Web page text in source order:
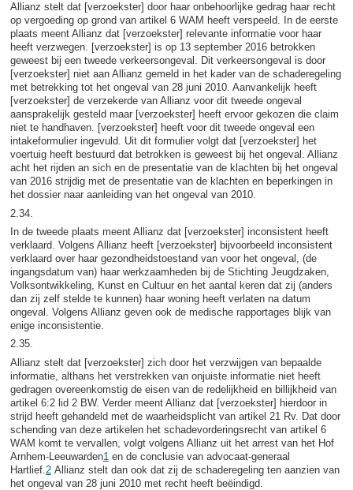
Allianz stelt dat [verzoekster] door haar onbehoorlijke gedrag haar recht
op vergoeding op grond van artikel 6 WAM heeft verspeeld. In de eerste
plaats meent Allianz dat [verzoekster] relevante informatie voor haar
heeft verzwegen. [verzoekster] is op 13 september 2016 betrokken
geweest bij een tweede verkeersongeval. Dit verkeersongeval is door
[verzoekster] niet aan Allianz gemeld in het kader van de schaderegeling
met betrekking tot het ongeval van 28 juni 2010. Aanvankelijk heeft
[verzoekster] de verzekerde van Allianz voor dit tweede ongeval
aansprakelijk gesteld maar [verzoekster] heeft ervoor gekozen die claim
niet te handhaven. [verzoekster] heeft voor dit tweede ongeval een
intakeformulier ingevuld. Uit dit formulier volgt dat [verzoekster] het
voertuig heeft bestuurd dat betrokken is geweest bij het ongeval. Allianz
acht het rijden an sich en de presentatie van de klachten bij het ongeval
van 2016 strijdig met de presentatie van de klachten en beperkingen in
het dossier naar aanleiding van het ongeval van 2010.
2.34.
In de tweede plaats meent Allianz dat [verzoekster] inconsistent heeft
verklaard. Volgens Allianz heeft [verzoekster] bijvoorbeeld inconsistent
verklaard over haar gezondheidstoestand van voor het ongeval, (de
ingangsdatum van) haar werkzaamheden bij de Stichting Jeugdzaken,
Volksontwikkeling, Kunst en Cultuur en het aantal keren dat zij (anders
dan zij zelf stelde te kunnen) haar woning heeft verlaten na datum
ongeval. Volgens Allianz geven ook de medische rapportages blijk van
enige inconsistentie.
2.35.
Allianz stelt dat [verzoekster] zich door het verzwijgen van bepaalde
informatie, althans het verstrekken van onjuiste informatie niet heeft
gedragen overeenkomstig de eisen van de redelijkheid en billijkheid van
artikel 6:2 lid 2 BW. Verder meent Allianz dat [verzoekster] hierdoor in
strijd heeft gehandeld met de waarheidsplicht van artikel 21 Rv. Dat door
schending van deze artikelen het schadevorderingsrecht van artikel 6
WAM komt te vervallen, volgt volgens Allianz uit het arrest van het Hof
Arnhem-Leeuwarden1 en de conclusie van advocaat-generaal
Hartlief. 2Allianz stelt dan ook dat zij de schaderegeling ten aanzien van
het ongeval van 28 juni 2010 met recht heeft beëindigd.